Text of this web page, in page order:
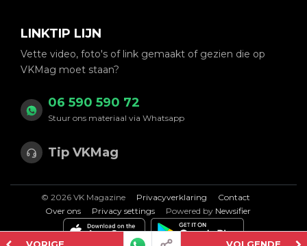
LINKTIP LIJN
Vette video, foto's of link gemaakt of gezien die op
VKMag moet staan?
06 590 590 72
Stuur ons materiaal via Whatsapp
Tip VKMag
© 2026 VK Magazine Privacyverklaring
Contact
Over ons
Privacy settings Powered by Newsifier